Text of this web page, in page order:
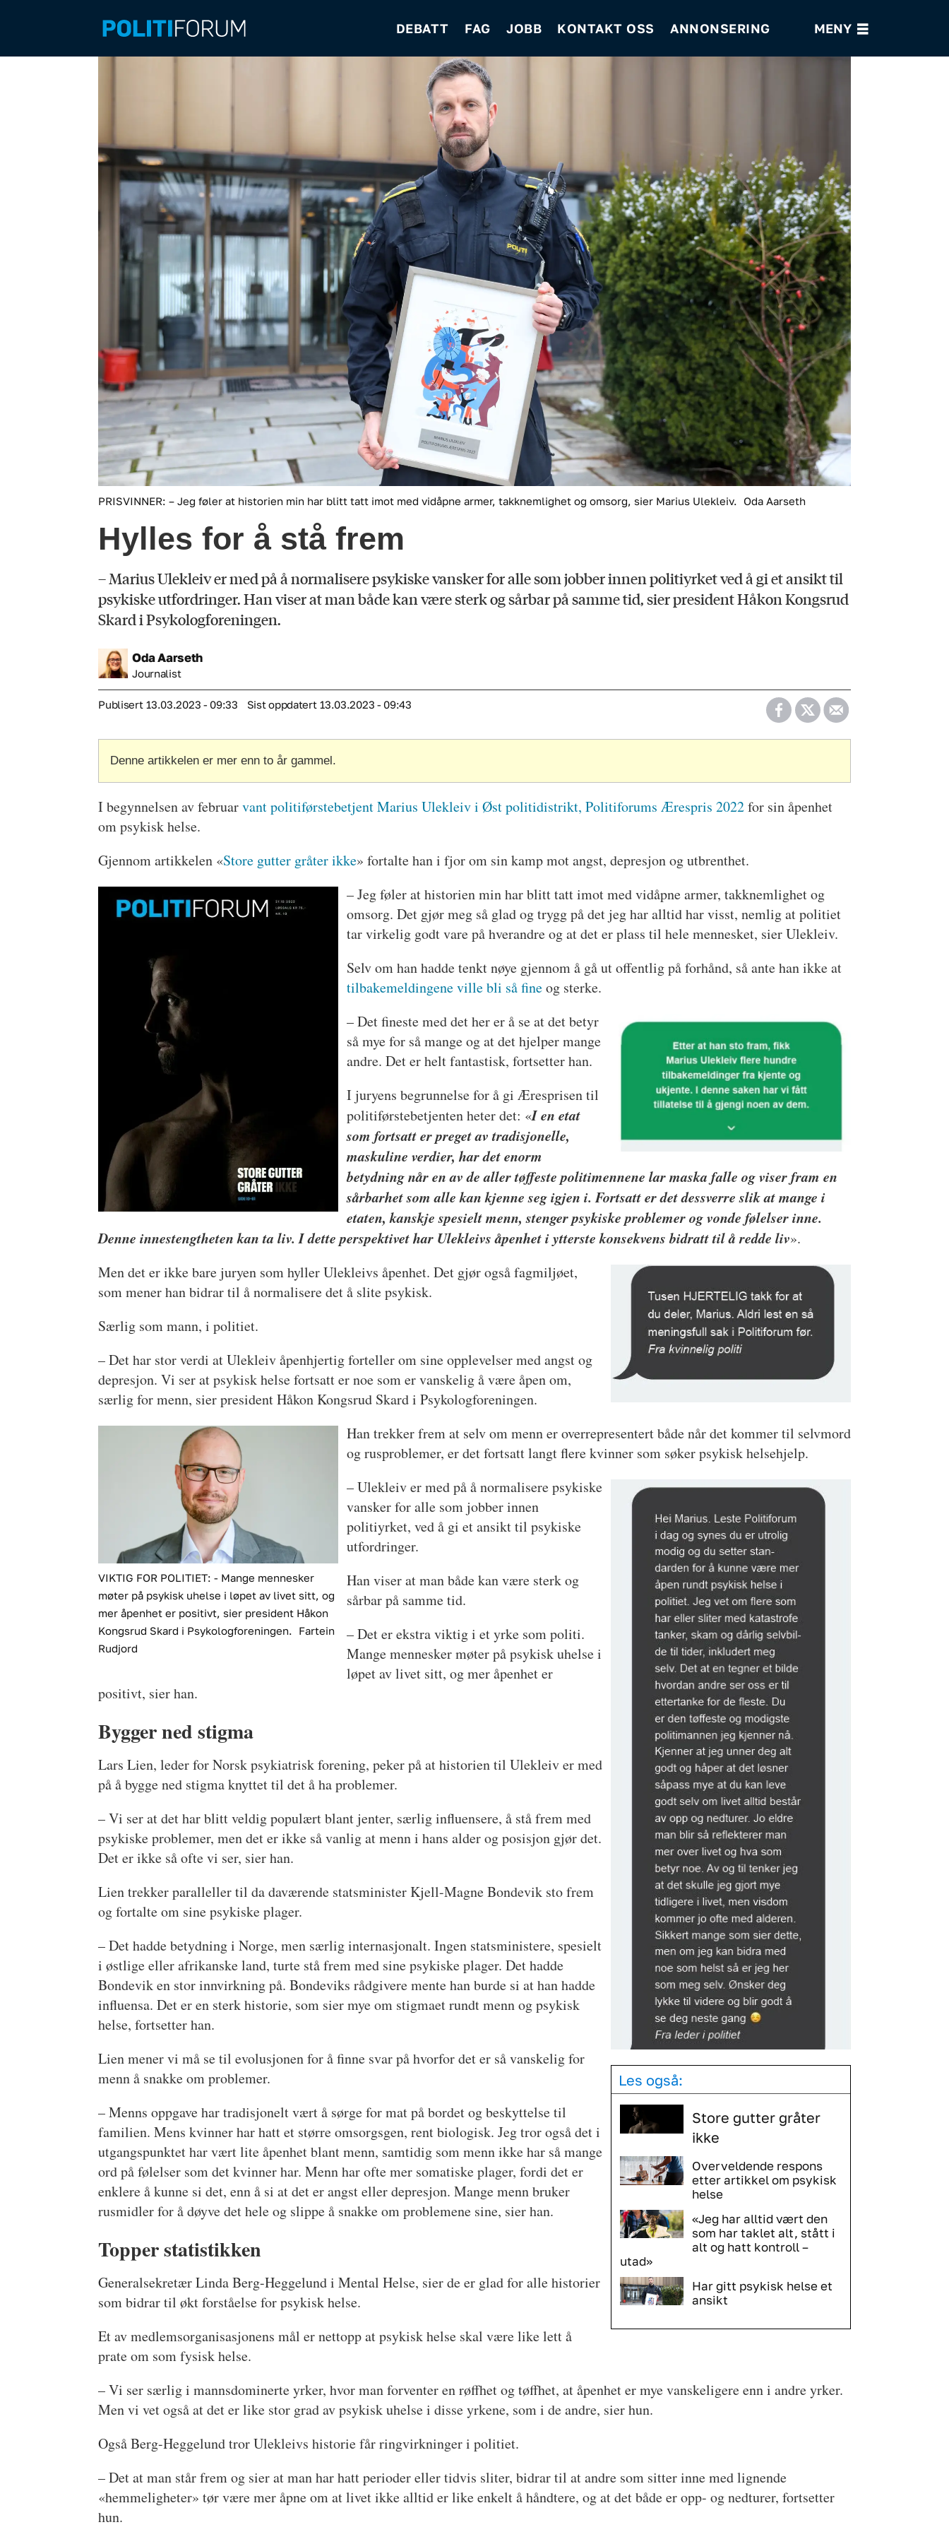
DEBATT FAG JOBB KONTAKT OSS ANNONSERING
PRISVINNER: – Jeg føler at historien min har blitt tatt imot med vidåpne armer, takknemlighet og omsorg, sier Marius Ulekleiv. Oda Aarseth
Hylles for å stå frem
– Marius Ulekleiv er med på å normalisere psykiske vansker for alle som jobber innen politiyrket ved å gi et ansikt til
psykiske utfordringer. Han viser at man både kan være sterk og sårbar på samme tid, sier president Håkon Kongsrud
Skard i Psykologforeningen.
OdaAarseth
Journalist
Publisert 13.03.2023 - 09:33 Sist oppdatert 13.03.2023 - 09:43
Denne artikkelen er mer enn to år gammel.
I begynnelsen av februarvant politiførstebetjent Marius Ulekleiv i Øst politidistrikt, Politiforums Ærespris 2022for sin åpenhet
om psykisk helse.
Gjennom artikkelen «Store gutter gråter ikke» fortalte han i fjor om sin kamp mot angst, depresjon og utbrenthet.
– Jeg føler at historien min har blitt tatt imot med vidåpne armer, takknemlighet og
omsorg. Det gjør meg så glad og trygg på det jeg har alltid har visst, nemlig at politiet
tar virkelig godt vare på hverandre og at det er plass til hele mennesket, sier Ulekleiv.
Selv om han hadde tenkt nøye gjennom å gå ut offentlig på forhånd, så ante han ikke at
tilbakemeldingene ville bli så fineog sterke.
– Det fineste med det her er å se at det betyr
så mye for så mange og at det hjelper mange
andre. Det er helt fantastisk, fortsetter han.
I juryens begrunnelse for å gi Æresprisen til
politiførstebetjenten heter det: «I en etat
som fortsatt er preget av tradisjonelle,
maskuline verdier, har det enorm
betydning når en av de aller tøffeste politimennene lar maska falle og viser fram en
sårbarhet som alle kan kjenne seg igjen i. Fortsatt er det dessverre slik at mange i
etaten, kanskje spesielt menn, stenger psykiske problemer og vonde følelser inne.
Denne innestengtheten kan ta liv. I dette perspektivet har Ulekleivs åpenhet i ytterste konsekvens bidratt til å redde liv».
Men det er ikke bare juryen som hyller Ulekleivs åpenhet. Det gjør også fagmiljøet,
som mener han bidrar til å normalisere det å slite psykisk.
Særlig som mann, i politiet.
– Det har stor verdi at Ulekleiv åpenhjertig forteller om sine opplevelser med angst og
depresjon. Vi ser at psykisk helse fortsatt er noe som er vanskelig å være åpen om,
særlig for menn, sier president Håkon Kongsrud Skard i Psykologforeningen.
VIKTIG FOR POLITIET: - Mange mennesker
møter på psykisk uhelse i løpet av livet sitt, og
mer åpenhet er positivt, sier president Håkon
Kongsrud Skard i Psykologforeningen.
Fartein
Rudjord
Han trekker frem at selv om menn er overrepresentert både når det kommer til selvmord
og rusproblemer, er det fortsatt langt flere kvinner som søker psykisk helsehjelp.
– Ulekleiv er med på å normalisere psykiske
vansker for alle som jobber innen
politiyrket, ved å gi et ansikt til psykiske
utfordringer.
Han viser at man både kan være sterk og
sårbar på samme tid.
– Det er ekstra viktig i et yrke som politi.
Mange mennesker møter på psykisk uhelse i
løpet av livet sitt, og mer åpenhet er
positivt, sier han.
Bygger ned stigma
Lars Lien, leder for Norsk psykiatrisk forening, peker på at historien til Ulekleiv er med
på å bygge ned stigma knyttet til det å ha problemer.
– Vi ser at det har blitt veldig populært blant jenter, særlig influensere, å stå frem med
psykiske problemer, men det er ikke så vanlig at menn i hans alder og posisjon gjør det.
Det er ikke så ofte vi ser, sier han.
Lien trekker paralleller til da daværende statsminister Kjell-Magne Bondevik sto frem
og fortalte om sine psykiske plager.
– Det hadde betydning i Norge, men særlig internasjonalt. Ingen statsministere, spesielt
i østlige eller afrikanske land, turte stå frem med sine psykiske plager. Det hadde
Bondevik en stor innvirkning på. Bondeviks rådgivere mente han burde si at han hadde
influensa. Det er en sterk historie, som sier mye om stigmaet rundt menn og psykisk
helse, fortsetter han.
Les også:
Store gutter gråter
ikke
Overveldende respons
etter artikkel om psykisk
helse
«Jeg har alltid vært den
som har taklet alt, stått i
alt og hatt kontroll –
utad»
Har gitt psykisk helse et
ansikt
Lien mener vi må se til evolusjonen for å finne svar på hvorfor det er så vanskelig for
menn å snakke om problemer.
– Menns oppgave har tradisjonelt vært å sørge for mat på bordet og beskyttelse til
familien. Mens kvinner har hatt et større omsorgsgen, rent biologisk. Jeg tror også det i
utgangspunktet har vært lite åpenhet blant menn, samtidig som menn ikke har så mange
ord på følelser som det kvinner har. Menn har ofte mer somatiske plager, fordi det er
enklere å kunne si det, enn å si at det er angst eller depresjon. Mange menn bruker
rusmidler for å døyve det hele og slippe å snakke om problemene sine, sier han.
Topper statistikken
Generalsekretær Linda Berg-Heggelund i Mental Helse, sier de er glad for alle historier
som bidrar til økt forståelse for psykisk helse.
Et av medlemsorganisasjonens mål er nettopp at psykisk helse skal være like lett å
prate om som fysisk helse.
– Vi ser særlig i mannsdominerte yrker, hvor man forventer en røffhet og tøffhet, at åpenhet er mye vanskeligere enn i andre yrker.
Men vi vet også at det er like stor grad av psykisk uhelse i disse yrkene, som i de andre, sier hun.
Også Berg-Heggelund tror Ulekleivs historie får ringvirkninger i politiet.
– Det at man står frem og sier at man har hatt perioder eller tidvis sliter, bidrar til at andre som sitter inne med lignende
«hemmeligheter» tør være mer åpne om at livet ikke alltid er like enkelt å håndtere, og at det både er opp- og nedturer, fortsetter
hun.